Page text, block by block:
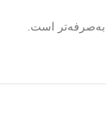
است.